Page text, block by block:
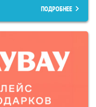
ПОДРОБНЕЕ